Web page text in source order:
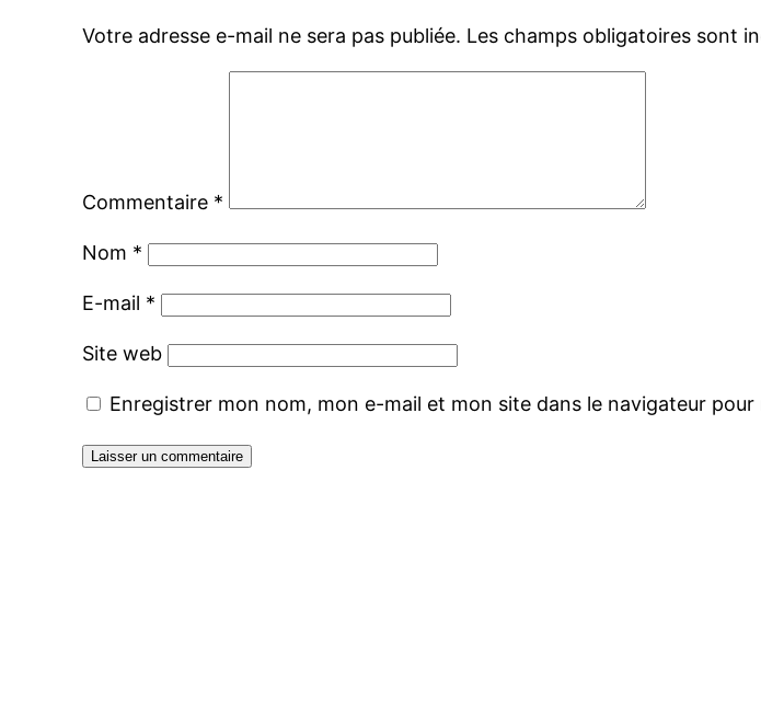
Votre adresse e-mail ne sera pas publiée. Les champs obligatoires sont
Commentaire *
Nom *
E-mail *
Site web
Enregistrer mon nom, mon e-mail et mon site dans le navigateur